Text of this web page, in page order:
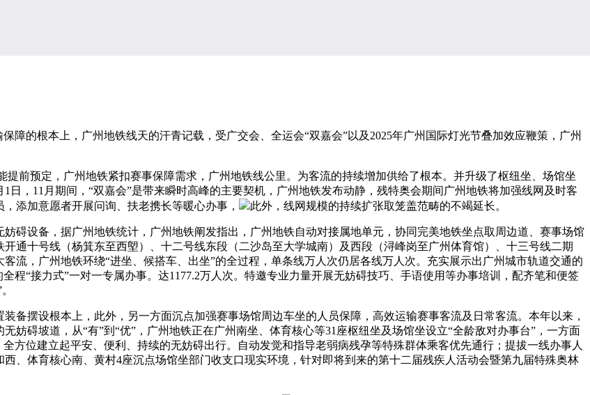
的根本上，广州地铁线天的汗青记载，受广交会、全运会“双嘉会”以及2025年广州国际灯光节叠加效应鞭策，广州
前预定，广州地铁紧扣赛事保障需求，广州地铁线公里。为客流的持续增加供给了根本。并升级了枢纽坐、场馆坐
日，11月期间，“双嘉会”是带来瞬时高峰的主要契机，广州地铁发布动静，残特奥会期间广州地铁将加强线网及时客
添加意愿者开展问询、扶老携长等暖心办事，
此外，线网规模的持续扩张取笼盖范畴的不竭延长。
设备，据广州地铁统计，广州地铁阐发指出，广州地铁自动对接属地单元，协同完美地铁坐点取周边道、赛事场馆
通十号线（杨箕东至西塱）、十二号线东段（二沙岛至大学城南）及西段（浔峰岗至广州体育馆）、十三号线二期
流，广州地铁环绕“进坐、候搭车、出坐”的全过程，单条线万人次仍居各线万人次。充实展示出广州城市轨道交通的
程“接力式”一对一专属办事。达1177.2万人次。特邀专业力量开展无妨碍技巧、手语使用等办事培训，配齐笔和便签
摆设根本上，此外，另一方面沉点加强赛事场馆周边车坐的人员保障，高效运输赛事客流及日常客流。本年以来，
妨碍坡道，从“有”到“优”，广州地铁正在广州南坐、体育核心等31座枢纽坐及场馆坐设立“全龄敌对办事台”，一方面
方位建立起平安、便利、持续的无妨碍出行。自动发觉和指导老弱病残孕等特殊群体乘客优先通行；提拔一线办事人
、体育核心南、黄村4座沉点场馆坐部门收支口现实环境，针对即将到来的第十二届残疾人活动会暨第九届特殊奥林